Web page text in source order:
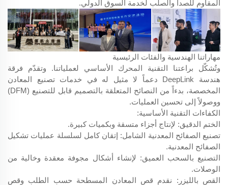
المقاوم للصدأ والصلب لخدمة السوق الدولي.
مهاراتنا الهندسية والفئات الرئيسية
وتُشكّل براعتنا التقنية المحرك الأساسي لعملياتنا. وتقدّم فرقة
هندسة DeepLink دعماً لا مثيل له في خدمات تصنيع المعادن
المخصصة، بدءاً من النصائح المتعلقة بالتصميم قابل للتصنيع (DFM)
ووصولاً إلى تحسين العمليات.
الكفاءات التقنية الأساسية:
الختم الدقيق: لإنتاج أجزاء متسقة وبكميات كبيرة.
تصنيع الصفائح المعدنية الشامل: إتقان كامل لسلسلة عمليات تشكيل
الصفائح المعدنية.
التصنيع بالسحب العميق: لإنشاء أشكال مجوفة معقدة وخالية من
الوصلات.
القص بالليزر: نقدم قص المعادن المسطحة حسب الطلب وقص